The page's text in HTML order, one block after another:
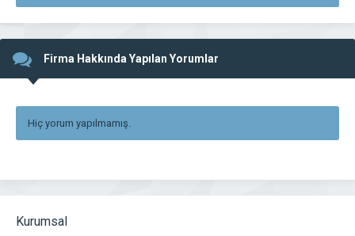
Firma Hakkında Yapılan Yorumlar
Hiç yorum yapılmamış.
Kurumsal